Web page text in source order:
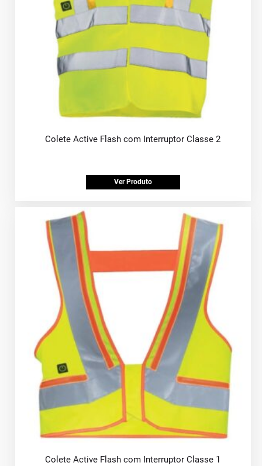
Colete Active Flash com Interruptor Classe 2
Ver Produto
Colete Active Flash com Interruptor Classe 1